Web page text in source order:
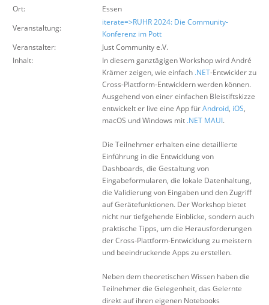
Ort:
Essen
Veranstaltung:
iterate=>RUHR 2024: Die Community-
Konferenz im Pott
Veranstalter:
Just Community e.V.
Inhalt:
In diesem ganztägigen Workshop wird André
Krämer zeigen, wie einfach .NET-Entwickler zu
Cross-Plattform-Entwicklern werden können.
Ausgehend von einer einfachen Bleistiftskizze
entwickelt er live eine App fürAndroid, iOS,
macOS und Windows mit .NET MAUI.
Die Teilnehmer erhalten eine detaillierte
Einführung in die Entwicklung von
Dashboards, die Gestaltung von
Eingabeformularen, die lokale Datenhaltung,
die Validierung von Eingaben und den Zugriff
auf Gerätefunktionen. Der Workshop bietet
nicht nur tiefgehende Einblicke, sondern auch
praktische Tipps, um die Herausforderungen
der Cross-Plattform-Entwicklung zu meistern
und beeindruckende Apps zu erstellen.
Neben dem theoretischen Wissen haben die
Teilnehmer die Gelegenheit, das Gelernte
direkt auf ihren eigenen Notebooks